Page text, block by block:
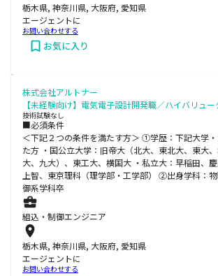
栃木県, 神奈川県, 大阪府, 愛知県
エージェントに
お問い合わせする
お気に入り
株式会社アルトナー
【未経験向け】電気電子設計開発職／ハイバリュー
技術試験なし
■必須条件
＜下記２つの条件を満たす方＞ ①学歴：下記大学
た方 ・国公立大学：旧帝大（北大、東北大、東大
大、九大）、東工大、横国大 ・私立大：早稲田、慶
上智、東京理科（理学部・工学部） ②出身学科：
御系学科卒
組込・制御エンジニア
栃木県, 神奈川県, 大阪府, 愛知県
エージェントに
お問い合わせする